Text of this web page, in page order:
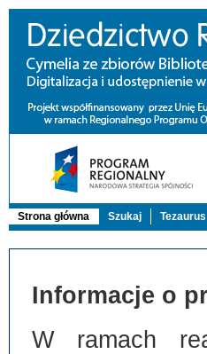
Strona główna Szukaj Tezaurus
Informacje o
W ramach